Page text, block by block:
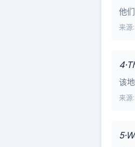
他
来源
该
来源